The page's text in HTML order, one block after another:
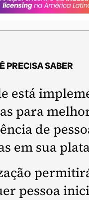
PRECISA SABER
está
para
de
em sua
pessoa